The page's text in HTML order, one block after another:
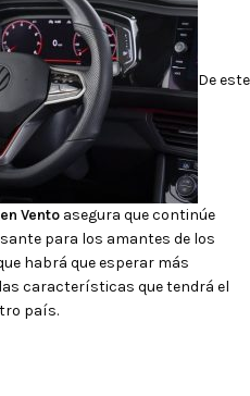
De este
Vento asegura que continúe
para los amantes de los
habrá que esperar más
características que tendrá el
país.